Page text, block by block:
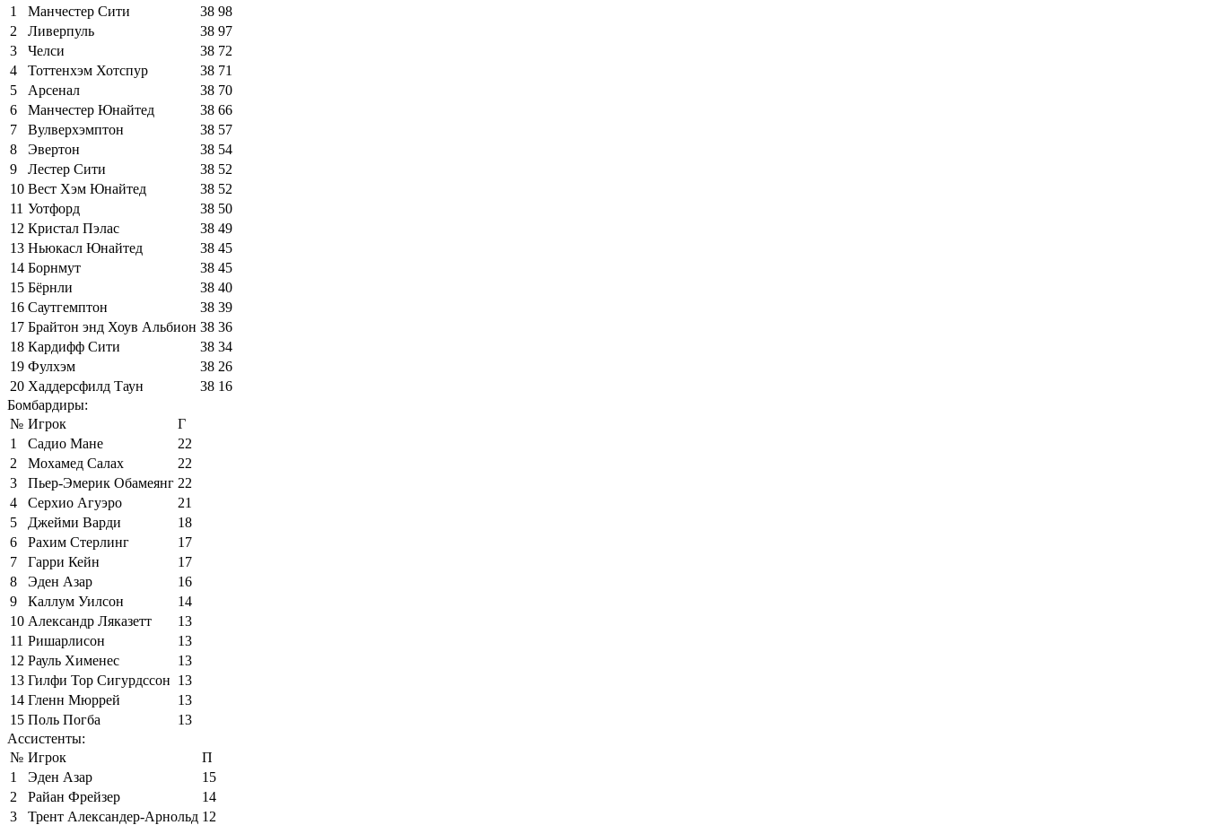
1
Манчестер Сити 38 98
2
Ливерпуль 38 97
3
Челси 38 72
4
Тоттенхэм Хотспур 38 71
5
Арсенал 38 70
6
Манчестер Юнайтед 38 66
7
Вулверхэмптон 38 57
8
Эвертон 38 54
9
Лестер Сити 38 52
10 Вест Хэм Юнайтед 38 52
11 Уотфорд 38 50
12 Кристал Пэлас 38 49
13 Ньюкасл Юнайтед 38 45
14 Борнмут 38 45
15 Бёрнли 38 40
16 Саутгемптон 38 39
17 Брайтон энд Хоув Альбион 38 36
18 Кардифф Сити 38 34
19 Фулхэм 38 26
20 Хаддерсфилд Таун 38 16
Бомбардиры:
№ Игрок
Г
1
Садио Мане
22
2
Мохамед Салах
22
3
Пьер-Эмерик Обамеянг 22
4
Серхио Агуэро
21
5
Джейми Варди
18
6
Рахим Стерлинг
17
7
Гарри Кейн
17
8
Эден Азар
16
9
Каллум Уилсон
14
10 Александр Ляказетт
13
11 Ришарлисон
13
12 Рауль Хименес
13
13 Гилфи Тор Сигурдссон 13
14 Гленн Мюррей
13
15 Поль Погба
13
Ассистенты:
№ Игрок
П
1
Эден Азар
15
2
Райан Фрейзер
14
3
Трент Александер-Арнольд 12